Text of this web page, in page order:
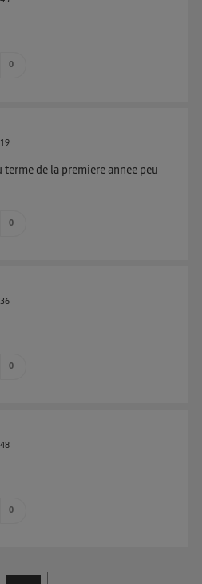
0
de la premiere annee peu
0
0
0
de ce site. Pour plus
consulter
d'Utiq